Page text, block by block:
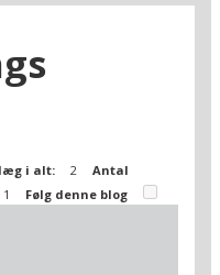
i alt: 2
Antal
1 Følg denne blog